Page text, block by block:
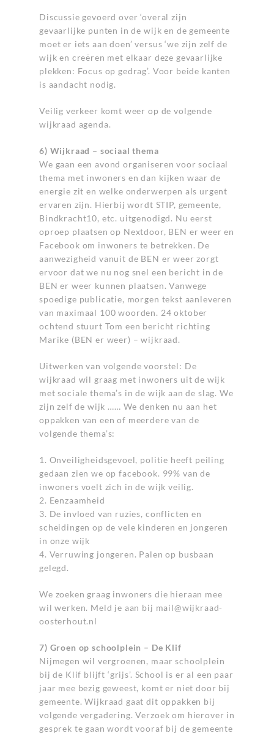
Discussie gevoerd over ‘overal zijn
gevaarlijke punten in de wijk en de gemeente
moet er iets aan doen’ versus ‘we zijn zelf de
wijk en creëren met elkaar deze gevaarlijke
plekken: Focus op gedrag’. Voor beide kanten
is aandacht nodig.
Veilig verkeer komt weer op de volgende
wijkraad agenda.
6) Wijkraad – sociaal thema
We gaan een avond organiseren voor sociaal
thema met inwoners en dan kijken waar de
energie zit en welke onderwerpen als urgent
ervaren zijn. Hierbij wordt STIP, gemeente,
Bindkracht10, etc. uitgenodigd. Nu eerst
oproep plaatsen op Nextdoor, BEN er weer en
Facebook om inwoners te betrekken. De
aanwezigheid vanuit de BEN er weer zorgt
ervoor dat we nu nog snel een bericht in de
BEN er weer kunnen plaatsen. Vanwege
spoedige publicatie, morgen tekst aanleveren
van maximaal 100 woorden. 24 oktober
ochtend stuurt Tom een bericht richting
Marike (BEN er weer) – wijkraad.
Uitwerken van volgende voorstel: De
wijkraad wil graag met inwoners uit de wijk
met sociale thema’s in de wijk aan de slag. We
zijn zelf de wijk …… We denken nu aan het
oppakken van een of meerdere van de
volgende thema’s:
1. Onveiligheidsgevoel, politie heeft peiling
gedaan zien we op facebook. 99% van de
inwoners voelt zich in de wijk veilig.
2. Eenzaamheid
3. De invloed van ruzies, conflicten en
scheidingen op de vele kinderen en jongeren
in onze wijk
4. Verruwing jongeren. Palen op busbaan
gelegd.
We zoeken graag inwoners die hieraan mee
wil werken. Meld je aan bij mail@wijkraad-
oosterhout.nl
7) Groen op schoolplein – De Klif
Nijmegen wil vergroenen, maar schoolplein
bij de Klif blijft ‘grijs’. School is er al een paar
jaar mee bezig geweest, komt er niet door bij
gemeente. Wijkraad gaat dit oppakken bij
volgende vergadering. Verzoek om hierover in
gesprek te gaan wordt vooraf bij de gemeente